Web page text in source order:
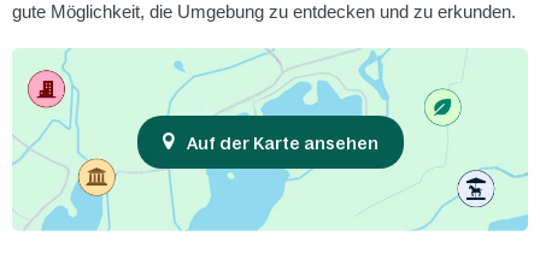
gute Möglichkeit, die Umgebung zu entdecken und zu erkunden.
Auf der Karte ansehen